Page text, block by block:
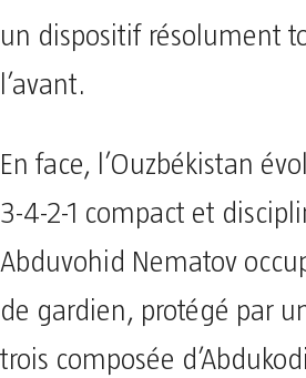
un dispositif résolument
l’avant.
En face, l’Ouzbékistan
3-4-2-1 compact et
Abduvohid Nematov
de gardien, protégé par
trois composée